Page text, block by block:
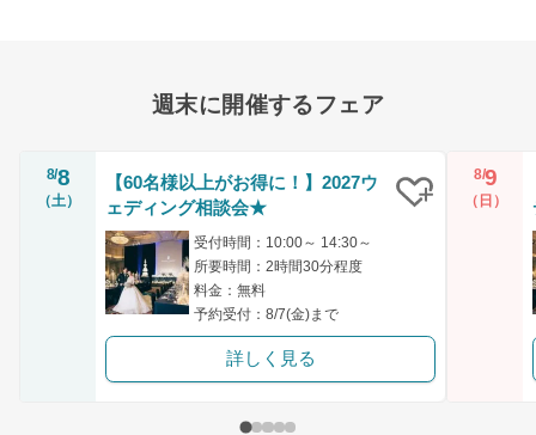
週末に開催するフェア
8/8
（土）
【60名様以上がお得に！】2027ウ
ェディング相談会★
受付時間：10:00～ 14:30～
所要時間：2時間30分程度
料金：無料
予約受付：8/7(金)まで
詳しく見る
8/9
（日）